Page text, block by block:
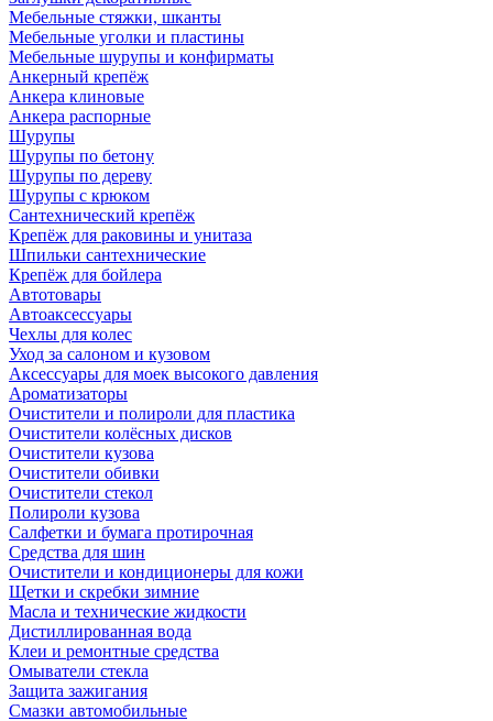
Мебельные стяжки, шканты
Мебельные уголки и пластины
Мебельные шурупы и конфирматы
Анкерный крепёж
Анкера клиновые
Анкера распорные
Шурупы
Шурупы по бетону
Шурупы по дереву
Шурупы с крюком
Сантехнический крепёж
Крепёж для раковины и унитаза
Шпильки сантехнические
Крепёж для бойлера
Автотовары
Автоаксессуары
Чехлы для колес
Уход за салоном и кузовом
Аксессуары для моек высокого давления
Ароматизаторы
Очистители и полироли для пластика
Очистители колёсных дисков
Очистители кузова
Очистители обивки
Очистители стекол
Полироли кузова
Салфетки и бумага протирочная
Средства для шин
Очистители и кондиционеры для кожи
Щетки и скребки зимние
Масла и технические жидкости
Дистиллированная вода
Клеи и ремонтные средства
Омыватели стекла
Защита зажигания
Смазки автомобильные